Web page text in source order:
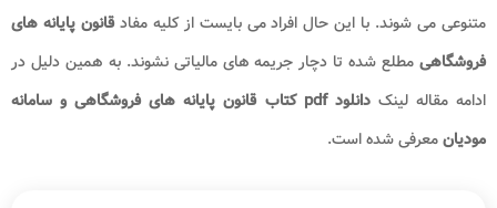
متنوعی می شوند. با این حال افراد می بایست از کلیه مفادقانون پایانه های
فروشگاهی مطلع شده تا دچار جریمه های مالیاتی نشوند. به همین دلیل در
ادامه مقاله لینکدانلود pdf کتاب قانون پایانه های فروشگاهی و سامانه
مودیانمعرفی شده است.